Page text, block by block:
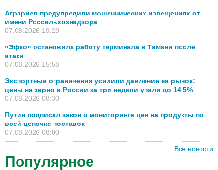
Аграриев предупредили мошеннических извещениях от
имени Россельхознадзора
07.08.2026 19:29
«Эфко» остановила работу терминала в Тамани после
атаки
07.08.2026 15:58
Экспортные ограничения усилили давление на рынок:
цены на зерно в России за три недели упали до 14,5%
07.08.2026 08:30
Путин подписал закон о мониторинге цен на продукты по
всей цепочке поставок
07.08.2026 08:00
Все новости
Популярное